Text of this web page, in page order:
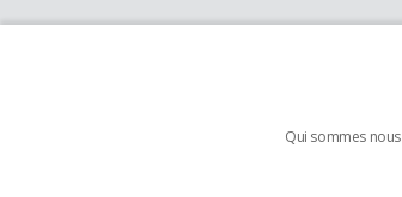
Qui sommes nous